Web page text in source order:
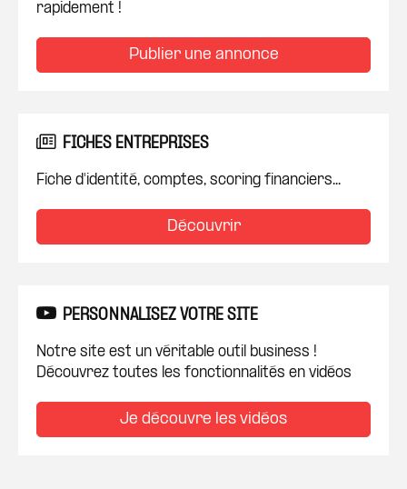
rapidement !
Publier une annonce
FICHES ENTREPRISES
Fiche d'identité, comptes, scoring financiers...
Découvrir
PERSONNALISEZ VOTRE SITE
Notre site est un véritable outil business !
Découvrez toutes les fonctionnalités en vidéos
Je découvre les vidéos